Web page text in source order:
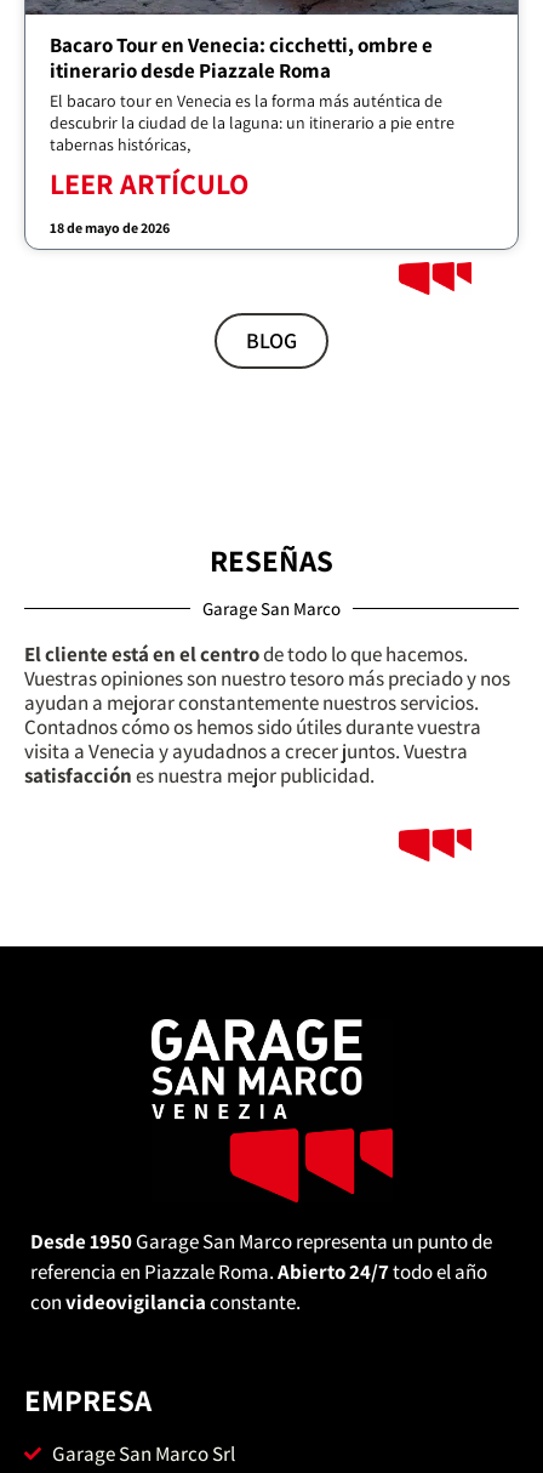
Bacaro Tour en Venecia: cicchetti, ombre e
itinerario desde Piazzale Roma
El bacaro tour en Venecia es la forma más auténtica de
descubrir la ciudad de la laguna: un itinerario a pie entre
tabernas históricas,
LEER ARTÍCULO
18 de mayo de 2026
BLOG
RESEÑAS
Garage San Marco
El cliente está en el centrode todo lo que hacemos.
Vuestras opiniones son nuestro tesoro más preciado y nos
ayudan a mejorar constantemente nuestros servicios.
Contadnos cómo os hemos sido útiles durante vuestra
visita a Venecia y ayudadnos a crecer juntos. Vuestra
satisfacciónes nuestra mejor publicidad.
Desde 1950Garage San Marco representa un punto de
referencia en Piazzale Roma.Abierto 24/7todo el año
convideovigilanciaconstante.
EMPRESA
Garage San Marco Srl